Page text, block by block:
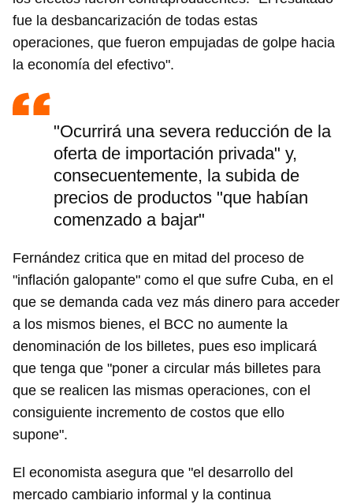
fue la desbancarización de todas estas
operaciones, que fueron empujadas de golpe hacia
la economía del efectivo".
"Ocurrirá una severa reducción de la
oferta de importación privada" y,
consecuentemente, la subida de
precios de productos "que habían
comenzado a bajar"
Fernández critica que en mitad del proceso de
"inflación galopante" como el que sufre Cuba, en el
que se demanda cada vez más dinero para acceder
a los mismos bienes, el BCC no aumente la
denominación de los billetes, pues eso implicará
que tenga que "poner a circular más billetes para
que se realicen las mismas operaciones, con el
consiguiente incremento de costos que ello
supone".
El economista asegura que "el desarrollo del
mercado cambiario informal y la continua